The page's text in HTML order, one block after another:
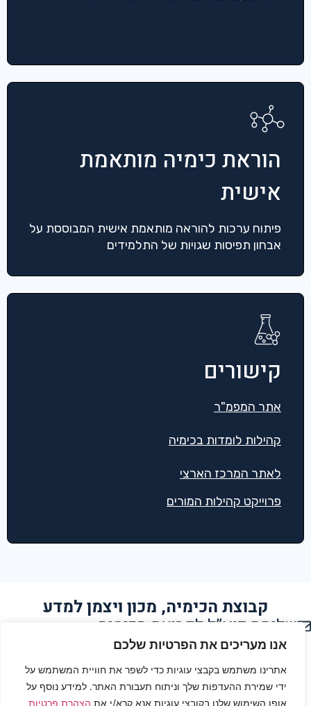
אנו מעריכים את הפרטיות שלכם
אתרינו משתמש בקבצי עוגיות כדי לשפר את חוויית המשתמש על
ידי שמירת ההעדפות שלך וניתוח תעבורת האתר. למידע נוסף על
אופן השימוש שלנו בקובצי עוגיות אנא קרא/י את הצהרת פרטיות
הוראת כימיה מותאמת
אישית
פיתוח ערכות להוראה מותאמת אישית המבוססת על
אבחון תפיסות שגויות של התלמידים
קישורים
אתר המפמ"ר
קהילות לומדות בכימיה
לאתר המרכז הארצי
פרוייקט קהילות המורים
קבוצת הכימיה, מכון ויצמן למדע
שליחת דוא”ל לקבוצת הכימיה
הצהרת נגישות
תנאי שימוש